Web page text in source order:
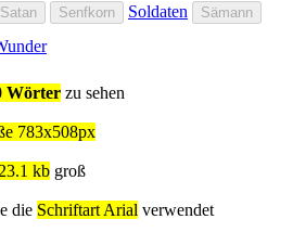
Satan Senfkorn Soldaten Sämann
Wörter zu sehen
783x508px
kb groß
die Schriftart Arial verwendet